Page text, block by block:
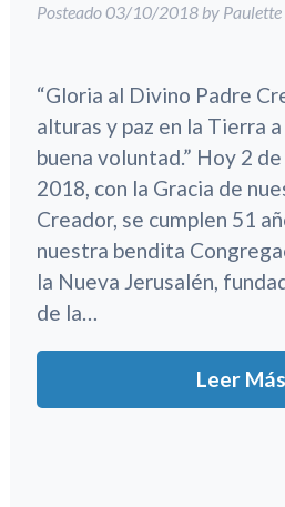
Posteado03/10/2018 by Paulette
“Gloria al Divino Padre
alturas y paz en la Tierra
buena voluntad.” Hoy 2
2018, con la Gracia de
Creador, se cumplen 51
nuestra bendita
la Nueva Jerusalén,
de la…
Leer